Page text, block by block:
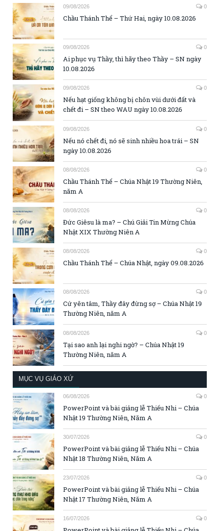
09/08/2026 0
Chầu Thánh Thể – Thứ Hai, ngày 10.08.2026
09/08/2026 0
Ai phục vụ Thầy, thì hãy theo Thầy – SN ngày
10.08.2026
09/08/2026 0
Nếu hạt giống không bị chôn vùi dưới đất và
chết đi – SN theo WAU ngày 10.08.2026
09/08/2026 0
Nếu nó chết đi, nó sẽ sinh nhiều hoa trái – SN
ngày 10.08.2026
08/08/2026 0
Chầu Thánh Thể – Chúa Nhật 19 Thường Niên,
năm A
08/08/2026 0
Đức Giêsu là ma? – Chú Giải Tin Mừng Chúa
Nhật XIX Thường Niên A
08/08/2026 0
Chầu Thánh Thể – Chúa Nhật, ngày 09.08.2026
08/08/2026 0
Cứ yên tâm, Thầy đây đừng sợ – Chúa Nhật 19
Thường Niên, năm A
08/08/2026 0
Tại sao anh lại nghi ngờ? – Chúa Nhật 19
Thường Niên, năm A
MỤC VỤ GIÁO XỨ
06/08/2026 0
PowerPoint và bài giảng lễ Thiếu Nhi – Chúa
Nhật 19 Thường Niên, Năm A
30/07/2026 0
PowerPoint và bài giảng lễ Thiếu Nhi – Chúa
Nhật 18 Thường Niên, Năm A
23/07/2026 0
PowerPoint và bài giảng lễ Thiếu Nhi – Chúa
Nhật 17 Thường Niên, Năm A
16/07/2026 0